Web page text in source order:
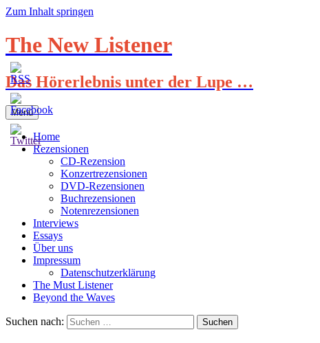
Zum Inhalt springen
The New Listener
Das Hörerlebnis unter der Lupe …
Menü
Home
Rezensionen
CD-Rezension
Konzertrezensionen
DVD-Rezensionen
Buchrezensionen
Notenrezensionen
Interviews
Essays
Über uns
Impressum
Datenschutzerklärung
The Must Listener
Beyond the Waves
Suchen nach: